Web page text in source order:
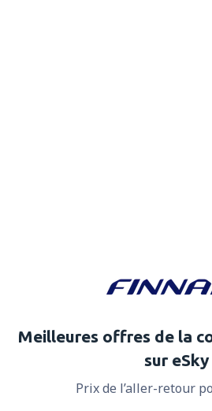
Meilleures offres de la
sur eSky
Prix de l’aller-retour